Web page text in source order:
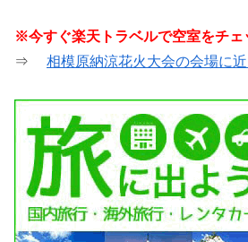
※今すぐ楽天トラベルで空室をチェ
⇒ 相模原納涼花火大会の会場に